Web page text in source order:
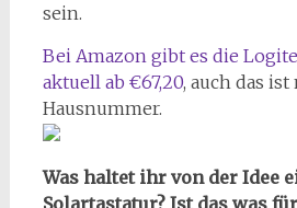
sein.
Bei Amazon gibt es die
aktuell ab €67,20, auch das
Hausnummer.
Was haltet ihr von der Idee